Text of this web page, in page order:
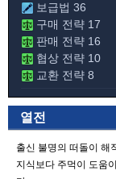
보급법 36
구매 전략 17
판매 전략 16
협상 전략 10
교환 전략 8
열전
출신 불명의 떠돌이 해
지식보다 주먹이 도움